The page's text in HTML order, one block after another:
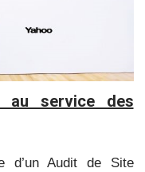
au service des
d’un Audit de Site